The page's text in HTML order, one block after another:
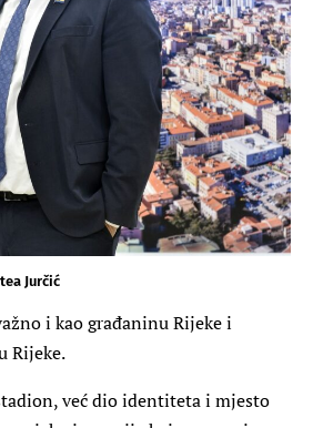
Jurčić
i kao građaninu Rijeke i
Rijeke.
već dio identiteta i mjesto